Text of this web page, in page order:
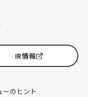
IR情報
ーのヒント